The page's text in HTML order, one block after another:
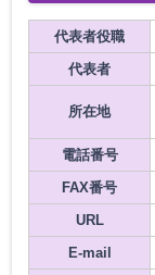
代表者役職
代表者
所在地
電話番号
FAX番号
URL
E-mail